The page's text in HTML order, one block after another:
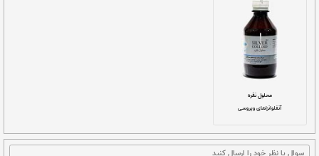
عفونت مجاری تنفسی و سینوس